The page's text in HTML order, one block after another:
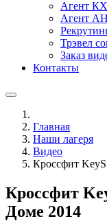
Агент
Агент
Трэвел
Заказ
Контакты
Главная
Наши лагеря
Видео
Кроссфит
Кроссфит
Доме 2014